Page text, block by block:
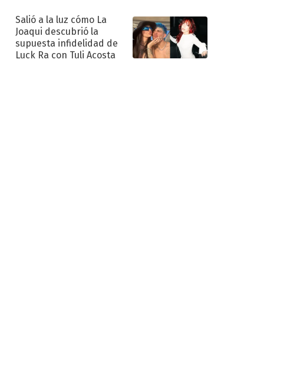
sentimental
Salió a la luz cómo La
Joaqui descubrió la
supuesta infidelidad de
Luck Ra con Tuli Acosta